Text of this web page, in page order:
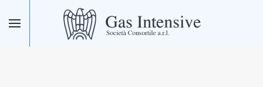
Skip to main content